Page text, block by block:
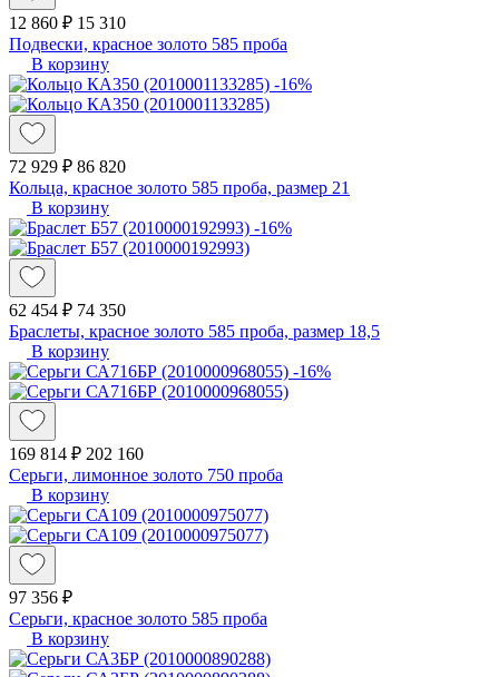
12 860 ₽ 15 310
Подвески, красное золото 585 проба
В корзину
-16%
72 929 ₽ 86 820
Кольца, красное золото 585 проба, размер 21
В корзину
-16%
62 454 ₽ 74 350
Браслеты, красное золото 585 проба, размер 18,5
В корзину
-16%
169 814 ₽ 202 160
Серьги, лимонное золото 750 проба
В корзину
97 356 ₽
Серьги, красное золото 585 проба
В корзину